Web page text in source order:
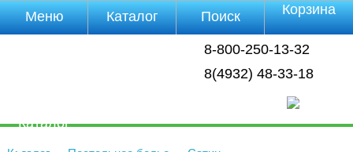
8-800-250-13-32
8(4932) 48-33-18
Меню
Каталог
Каталог Поиск Корзина